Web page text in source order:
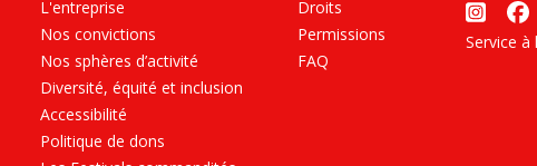
L'entreprise
Nos convictions
Nos sphères d’activité
Diversité, équité et inclusion
Accessibilité
Politique de dons
Droits
Permissions
FAQ
Service à